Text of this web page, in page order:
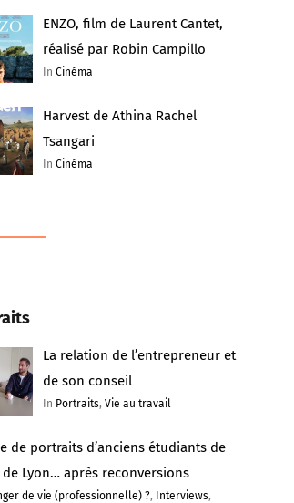
ENZO, film de Laurent Cantet,
réalisé par Robin Campillo
InCinéma
Harvest de Athina Rachel
Tsangari
InCinéma
La relation de l’entrepreneur et
de son conseil
In Portraits,Vie au travail
de portraits d’anciens étudiants de
de Lyon… après reconversions
de vie (professionnelle) ?, Interviews,